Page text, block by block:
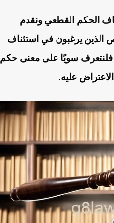
الحكم القطعي ونقدم
الذين يرغبون في استئناف
سويًا على معنى حكم
عليه.